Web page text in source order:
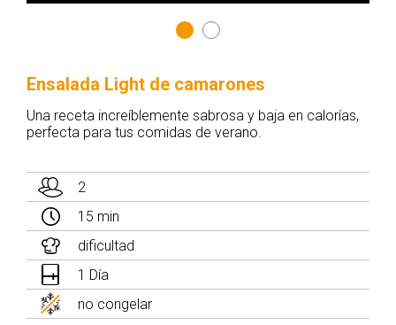
Ensalada Light de camarones
Una receta increíblemente sabrosa y baja en calorías,
perfecta para tus comidas de verano.
2
15 min
dificultad
1 Día
no congelar